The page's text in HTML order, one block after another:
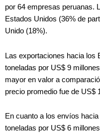
por 64 empresas peruanas.
Estados Unidos (36% de
Unido (18%).
Las exportaciones hacia los
toneladas por US$ 9
mayor en valor a
precio promedio fue de US$
En cuanto a los envíos
toneladas por US$ 6